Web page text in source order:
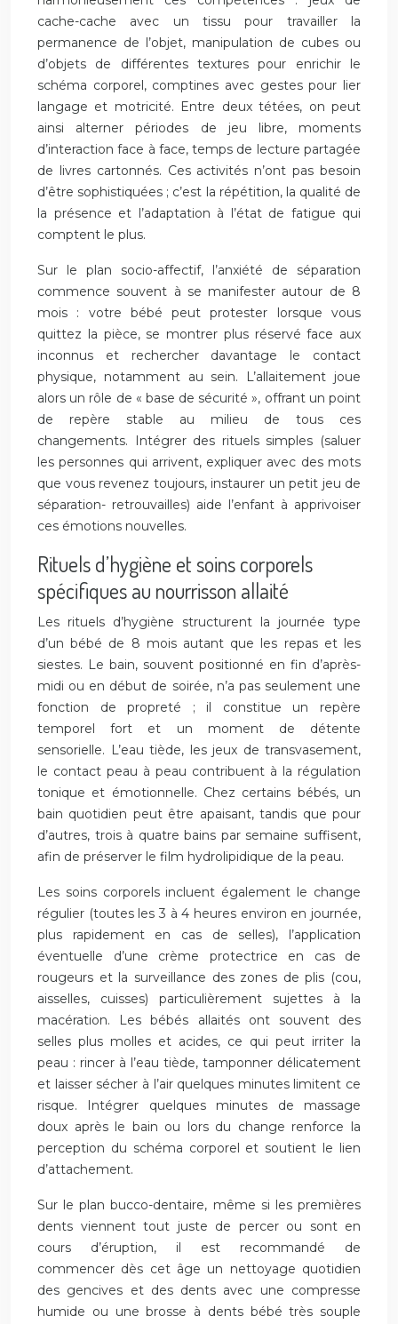
cache-cache avec un tissu pour travailler la
permanence de l’objet, manipulation de cubes ou
d’objets de différentes textures pour enrichir le
schéma corporel, comptines avec gestes pour lier
langage et motricité. Entre deux tétées, on peut
ainsi alterner périodes de jeu libre, moments
d’interaction face à face, temps de lecture partagée
de livres cartonnés. Ces activités n’ont pas besoin
d’être sophistiquées ; c’est la répétition, la qualité de
la présence et l’adaptation à l’état de fatigue qui
comptent le plus.
Sur le plan socio-affectif, l’anxiété de séparation
commence souvent à se manifester autour de 8
mois : votre bébé peut protester lorsque vous
quittez la pièce, se montrer plus réservé face aux
inconnus et rechercher davantage le contact
physique, notamment au sein. L’allaitement joue
alors un rôle de « base de sécurité », offrant un point
de repère stable au milieu de tous ces
changements. Intégrer des rituels simples (saluer
les personnes qui arrivent, expliquer avec des mots
que vous revenez toujours, instaurer un petit jeu de
séparation- retrouvailles) aide l’enfant à apprivoiser
ces émotions nouvelles.
Rituels d’hygiène et soins corporels
spécifiques au nourrisson allaité
Les rituels d’hygiène structurent la journée type
d’un bébé de 8 mois autant que les repas et les
siestes. Le bain, souvent positionné en fin d’après-
midi ou en début de soirée, n’a pas seulement une
fonction de propreté ; il constitue un repère
temporel fort et un moment de détente
sensorielle. L’eau tiède, les jeux de transvasement,
le contact peau à peau contribuent à la régulation
tonique et émotionnelle. Chez certains bébés, un
bain quotidien peut être apaisant, tandis que pour
d’autres, trois à quatre bains par semaine suffisent,
afin de préserver le film hydrolipidique de la peau.
Les soins corporels incluent également le change
régulier (toutes les 3 à 4 heures environ en journée,
plus rapidement en cas de selles), l’application
éventuelle d’une crème protectrice en cas de
rougeurs et la surveillance des zones de plis (cou,
aisselles, cuisses) particulièrement sujettes à la
macération. Les bébés allaités ont souvent des
selles plus molles et acides, ce qui peut irriter la
peau : rincer à l’eau tiède, tamponner délicatement
et laisser sécher à l’air quelques minutes limitent ce
risque. Intégrer quelques minutes de massage
doux après le bain ou lors du change renforce la
perception du schéma corporel et soutient le lien
d’attachement.
Sur le plan bucco-dentaire, même si les premières
dents viennent tout juste de percer ou sont en
cours d’éruption, il est recommandé de
commencer dès cet âge un nettoyage quotidien
des gencives et des dents avec une compresse
humide ou une brosse à dents bébé très souple